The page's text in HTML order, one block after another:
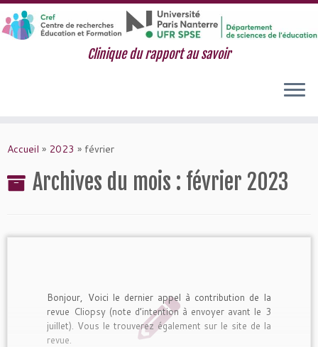
au
Clinique du rapport au savoir
Accueil » 2023 » février
Archives du mois : février 2023
Bonjour, Voici le dernier appel à contribution de la
revue Cliopsy (note d’intention à envoyer avant le 3
juillet). Vous le trouverez également sur le site de la
revue.